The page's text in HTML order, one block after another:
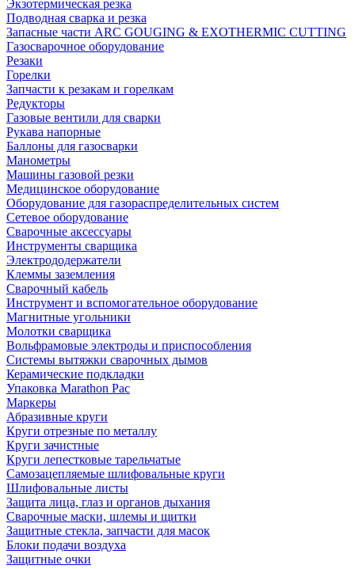
Экзотермическая резка
Подводная сварка и резка
Запасные части ARC GOUGING & EXOTHERMIC CUTTING
Газосварочное оборудование
Резаки
Горелки
Запчасти к резакам и горелкам
Редукторы
Газовые вентили для сварки
Рукава напорные
Баллоны для газосварки
Манометры
Машины газовой резки
Медицинское оборудование
Оборудование для газораспределительных систем
Сетевое оборудование
Сварочные аксессуары
Инструменты сварщика
Электрододержатели
Клеммы заземления
Сварочный кабель
Инструмент и вспомогательное оборудование
Магнитные угольники
Молотки сварщика
Вольфрамовые электроды и приспособления
Системы вытяжки сварочных дымов
Керамические подкладки
Упаковка Marathon Pac
Маркеры
Абразивные круги
Круги отрезные по металлу
Круги зачистные
Круги лепестковые тарельчатые
Самозацепляемые шлифовальные круги
Шлифовальные листы
Защита лица, глаз и органов дыхания
Сварочные маски, шлемы и щитки
Защитные стекла, запчасти для масок
Блоки подачи воздуха
Защитные очки